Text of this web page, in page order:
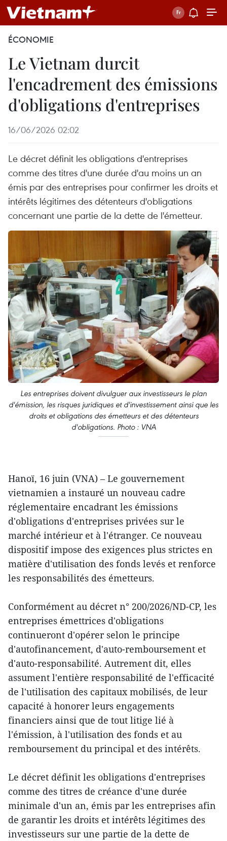
ÉCONOMIE
Le Vietnam durcit
l'encadrement des émissions
d'obligations d'entreprises
16/06/2026 02:02
Le décret définit les obligations d'entreprises
comme des titres d'une durée d'au moins un an
émis par des entreprises pour confirmer les droits et
intérêts légitimes des détenteurs d'obligations
concernant une partie de la dette de l'émetteur.
Les entreprises doivent divulguer aux investisseurs le plan
d'émission, les risques juridiques et d'investissement ainsi que les
droits et obligations des émetteurs et des détenteurs
d'obligations. Photo : VNA
Hanoï, 16 juin (VNA) – Le gouvernement
vietnamien a instauré un nouveau cadre
réglementaire encadrant les émissions
d'obligations d'entreprises privées sur le
marché intérieur et à l'étranger. Ce nouveau
dispositif impose des exigences plus strictes en
matière d'utilisation des fonds levés et renforce
les responsabilités des émetteurs.
Conformément au décret n° 200/2026/ND-CP, les
entreprises émettrices d'obligations
continueront d'opérer selon le principe
d'autofinancement, d'auto-remboursement et
d'auto-responsabilité. Autrement dit, elles
assument l'entière responsabilité de l'efficacité
de l'utilisation des capitaux mobilisés, de leur
capacité à honorer leurs engagements
financiers ainsi que de tout litige lié à
l'émission, à l'utilisation des fonds et au
remboursement du principal et des intérêts.
Le décret définit les obligations d'entreprises
comme des titres de créance d'une durée
minimale d'un an, émis par les entreprises afin
de garantir les droits et intérêts légitimes des
investisseurs sur une partie de la dette de